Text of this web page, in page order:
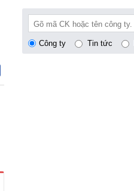
Công ty Tin tức